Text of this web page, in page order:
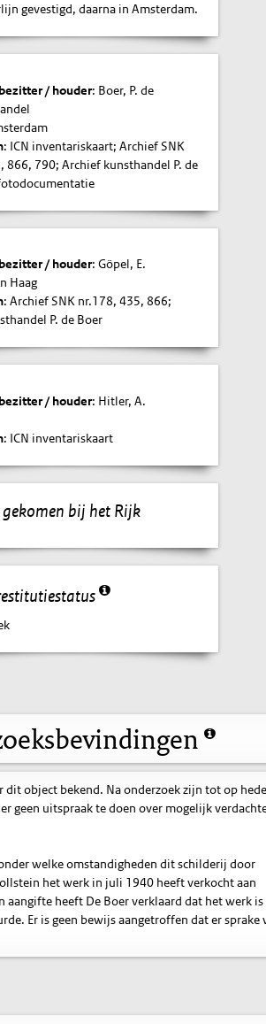
gevestigd, daarna in Amsterdam.
/ houder: Boer, P. de
: ICN inventariskaart; Archief SNK
866, 790; Archief kunsthandel P. de
/ houder: Göpel, E.
Haag
: Archief SNK nr.178, 435, 866;
P. de Boer
/ houder: Hitler, A.
: ICN inventariskaart
gekomen bij het Rijk
object bekend. Na onderzoek zijn tot op
geen uitspraak te doen over mogelijk
welke omstandigheden dit schilderij door
het werk in juli 1940 heeft verkocht aan
aangifte heeft De Boer verklaard dat het werk is
Er is geen bewijs aangetroffen dat er sprake